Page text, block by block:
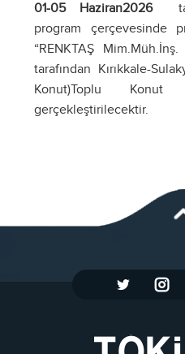
01-05 Haziran2026
program çerçevesinde
“RENKTAŞ
tarafından Kırıkkale-
Konut)Toplu Konut
gerçekleştirilecektir.